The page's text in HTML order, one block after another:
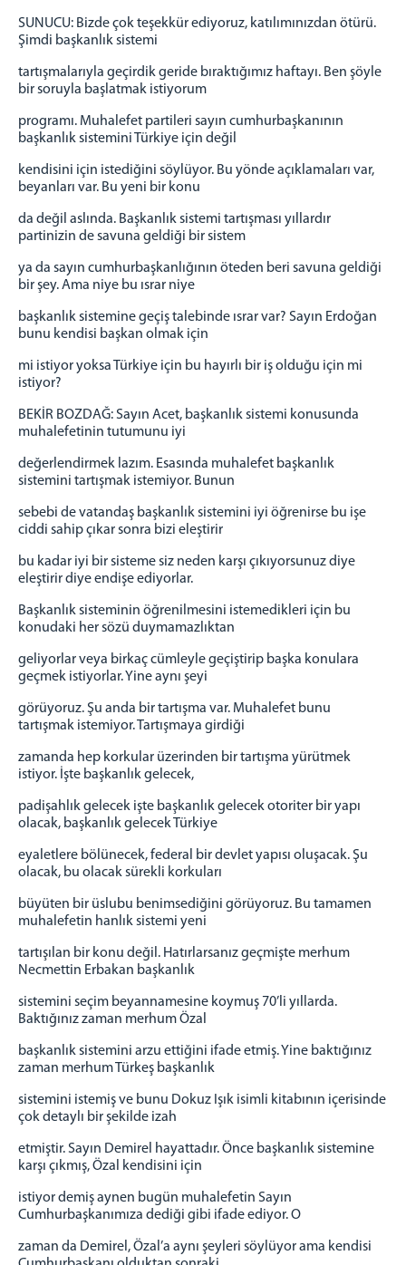
SUNUCU: Bizde çok teşekkür ediyoruz, katılımınızdan ötürü.
Şimdi başkanlık sistemi
tartışmalarıyla geçirdik geride bıraktığımız haftayı. Ben şöyle
bir soruyla başlatmak istiyorum
programı. Muhalefet partileri sayın cumhurbaşkanının
başkanlık sistemini Türkiye için değil
kendisini için istediğini söylüyor. Bu yönde açıklamaları var,
beyanları var. Bu yeni bir konu
da değil aslında. Başkanlık sistemi tartışması yıllardır
partinizin de savuna geldiği bir sistem
ya da sayın cumhurbaşkanlığının öteden beri savuna geldiği
bir şey. Ama niye bu ısrar niye
başkanlık sistemine geçiş talebinde ısrar var? Sayın Erdoğan
bunu kendisi başkan olmak için
mi istiyor yoksa Türkiye için bu hayırlı bir iş olduğu için mi
istiyor?
BEKİR BOZDAĞ: Sayın Acet, başkanlık sistemi konusunda
muhalefetinin tutumunu iyi
değerlendirmek lazım. Esasında muhalefet başkanlık
sistemini tartışmak istemiyor. Bunun
sebebi de vatandaş başkanlık sistemini iyi öğrenirse bu işe
ciddi sahip çıkar sonra bizi eleştirir
bu kadar iyi bir sisteme siz neden karşı çıkıyorsunuz diye
eleştirir diye endişe ediyorlar.
Başkanlık sisteminin öğrenilmesini istemedikleri için bu
konudaki her sözü duymamazlıktan
geliyorlar veya birkaç cümleyle geçiştirip başka konulara
geçmek istiyorlar. Yine aynı şeyi
görüyoruz. Şu anda bir tartışma var. Muhalefet bunu
tartışmak istemiyor. Tartışmaya girdiği
zamanda hep korkular üzerinden bir tartışma yürütmek
istiyor. İşte başkanlık gelecek,
padişahlık gelecek işte başkanlık gelecek otoriter bir yapı
olacak, başkanlık gelecek Türkiye
eyaletlere bölünecek, federal bir devlet yapısı oluşacak. Şu
olacak, bu olacak sürekli korkuları
büyüten bir üslubu benimsediğini görüyoruz. Bu tamamen
muhalefetin hanlık sistemi yeni
tartışılan bir konu değil. Hatırlarsanız geçmişte merhum
Necmettin Erbakan başkanlık
sistemini seçim beyannamesine koymuş 70’li yıllarda.
Baktığınız zaman merhum Özal
başkanlık sistemini arzu ettiğini ifade etmiş. Yine baktığınız
zaman merhum Türkeş başkanlık
sistemini istemiş ve bunu Dokuz Işık isimli kitabının içerisinde
çok detaylı bir şekilde izah
etmiştir. Sayın Demirel hayattadır. Önce başkanlık sistemine
karşı çıkmış, Özal kendisini için
istiyor demiş aynen bugün muhalefetin Sayın
Cumhurbaşkanımıza dediği gibi ifade ediyor. O
zaman da Demirel, Özal’a aynı şeyleri söylüyor ama kendisi